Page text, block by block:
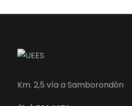
Km. 2,5 vía a Samborondón